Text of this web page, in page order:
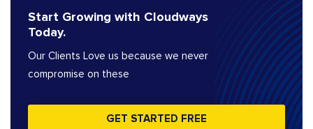
Start Growing with Cloudways
Today.
Our Clients Love us because we never
compromise on these
GET STARTED FREE